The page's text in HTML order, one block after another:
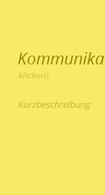
Kurzbeschreibung